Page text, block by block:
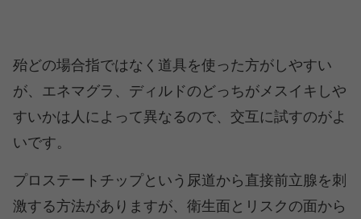
殆どの場合指ではなく道具を使った方がしやすい
が、エネマグラ、ディルドのどっちがメスイキしや
すいかは人によって異なるので、交互に試すのがよ
いです。
プロステートチップという尿道から直接前立腺を刺
激する方法がありますが、衛生面とリスクの面から